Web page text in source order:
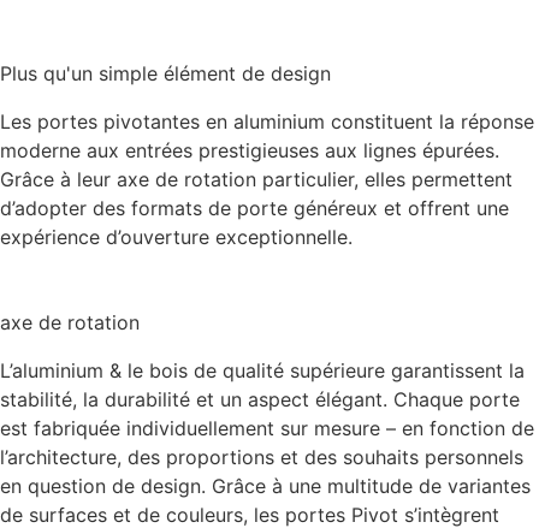
Plus qu'un simple élément de design
Les portes pivotantes en aluminium constituent la réponse
moderne aux entrées prestigieuses aux lignes épurées.
Grâce à leur axe de rotation particulier, elles permettent
d’adopter des formats de porte généreux et offrent une
expérience d’ouverture exceptionnelle.
axe de rotation
L’aluminium & le bois de qualité supérieure garantissent la
stabilité, la durabilité et un aspect élégant. Chaque porte
est fabriquée individuellement sur mesure – en fonction de
l’architecture, des proportions et des souhaits personnels
en question de design. Grâce à une multitude de variantes
de surfaces et de couleurs, les portes Pivot s’intègrent